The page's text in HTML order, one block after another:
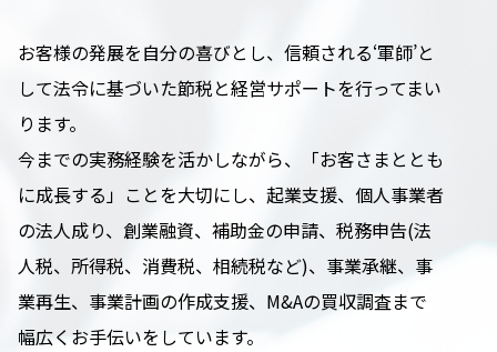
お客様の発展を自分の喜びとし、信頼される‘軍師’と
して法令に基づいた節税と経営サポートを行ってまい
ります。
今までの実務経験を活かしながら、「お客さまととも
に成長する」ことを大切にし、起業支援、個人事業者
の法人成り、創業融資、補助金の申請、税務申告(法
人税、所得税、消費税、相続税など)、事業承継、事
業再生、事業計画の作成支援、M&Aの買収調査まで
幅広くお手伝いをしています。